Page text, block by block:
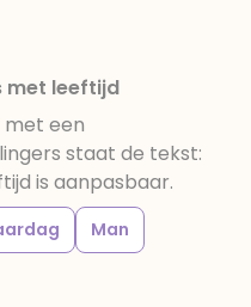
met leeftijd
een
staat de tekst:
is aanpasbaar.
Man